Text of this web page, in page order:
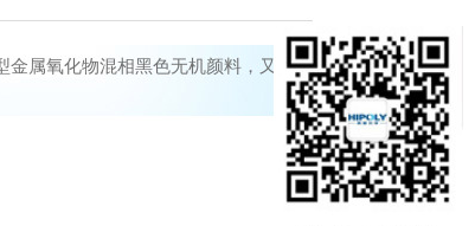
属氧化物混相黑色无机颜料，又